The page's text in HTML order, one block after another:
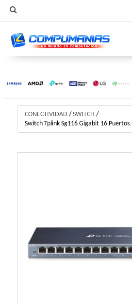
CONECTIVIDAD / SWITCH /
Switch Tplink Sg116 Gigabit 16